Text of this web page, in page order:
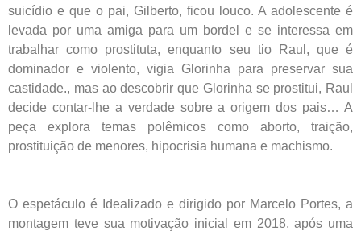
suicídio e que o pai, Gilberto, ficou louco. A adolescente é
levada por uma amiga para um bordel e se interessa em
trabalhar como prostituta, enquanto seu tio Raul, que é
dominador e violento, vigia Glorinha para preservar sua
castidade., mas ao descobrir que Glorinha se prostitui, Raul
decide contar-lhe a verdade sobre a origem dos pais… A
peça explora temas polêmicos como aborto, traição,
prostituição de menores, hipocrisia humana e machismo.
O espetáculo é Idealizado e dirigido por Marcelo Portes, a
montagem teve sua motivação inicial em 2018, após uma